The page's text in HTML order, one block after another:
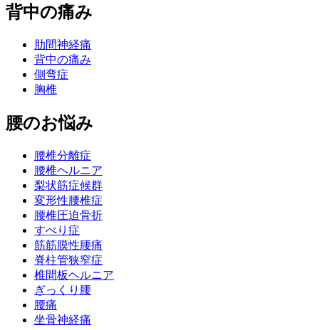
背中の痛み
肋間神経痛
背中の痛み
側弯症
胸椎
腰のお悩み
腰椎分離症
腰椎ヘルニア
梨状筋症候群
変形性腰椎症
腰椎圧迫骨折
すべり症
筋筋膜性腰痛
脊柱管狭窄症
椎間板ヘルニア
ぎっくり腰
腰痛
坐骨神経痛